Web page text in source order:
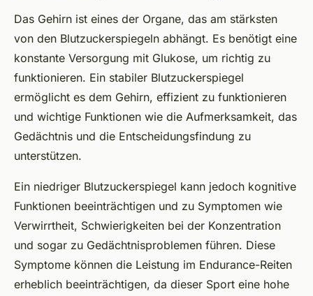
Das Gehirn ist eines der Organe, das am stärksten
von den Blutzuckerspiegeln abhängt. Es benötigt eine
konstante Versorgung mit Glukose, um richtig zu
funktionieren. Ein stabiler Blutzuckerspiegel
ermöglicht es dem Gehirn, effizient zu funktionieren
und wichtige Funktionen wie die Aufmerksamkeit, das
Gedächtnis und die Entscheidungsfindung zu
unterstützen.
Ein niedriger Blutzuckerspiegel kann jedoch kognitive
Funktionen beeinträchtigen und zu Symptomen wie
Verwirrtheit, Schwierigkeiten bei der Konzentration
und sogar zu Gedächtnisproblemen führen. Diese
Symptome können die Leistung im Endurance-Reiten
erheblich beeinträchtigen, da dieser Sport eine hohe